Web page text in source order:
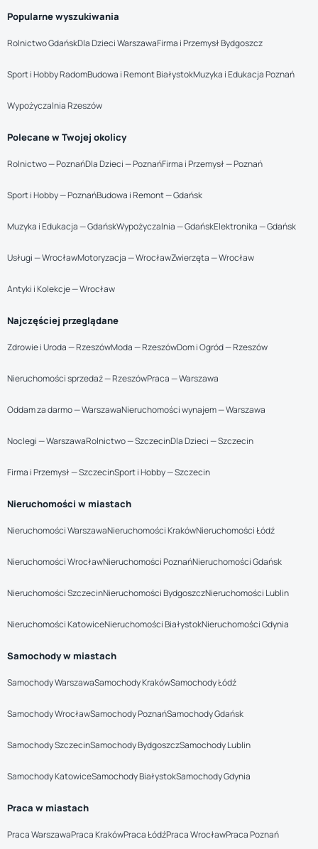
Popularne wyszukiwania
Rolnictwo GdańskDla Dzieci WarszawaFirma i Przemysł Bydgoszcz
Sport i Hobby RadomBudowa i Remont BiałystokMuzyka i Edukacja Poznań
Wypożyczalnia Rzeszów
Polecane w Twojej okolicy
Rolnictwo — PoznańDla Dzieci — PoznańFirma i Przemysł — Poznań
Sport i Hobby — PoznańBudowa i Remont — Gdańsk
Muzyka i Edukacja — GdańskWypożyczalnia — GdańskElektronika — Gdańsk
Usługi — WrocławMotoryzacja — WrocławZwierzęta — Wrocław
Antyki i Kolekcje — Wrocław
Najczęściej przeglądane
Zdrowie i Uroda — RzeszówModa — RzeszówDom i Ogród — Rzeszów
Nieruchomości sprzedaż — RzeszówPraca — Warszawa
Oddam za darmo — WarszawaNieruchomości wynajem — Warszawa
Noclegi — WarszawaRolnictwo — SzczecinDla Dzieci — Szczecin
Firma i Przemysł — SzczecinSport i Hobby — Szczecin
Nieruchomości w miastach
Nieruchomości WarszawaNieruchomości KrakówNieruchomości Łódź
Nieruchomości WrocławNieruchomości PoznańNieruchomości Gdańsk
Nieruchomości SzczecinNieruchomości BydgoszczNieruchomości Lublin
Nieruchomości KatowiceNieruchomości BiałystokNieruchomości Gdynia
Samochody w miastach
Samochody WarszawaSamochody KrakówSamochody Łódź
Samochody WrocławSamochody PoznańSamochody Gdańsk
Samochody SzczecinSamochody BydgoszczSamochody Lublin
Samochody KatowiceSamochody BiałystokSamochody Gdynia
Praca w miastach
Praca WarszawaPraca KrakówPraca ŁódźPraca WrocławPraca Poznań